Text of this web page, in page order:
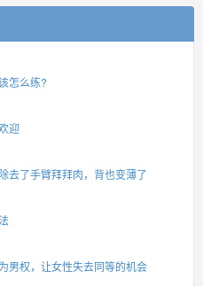
怎么练?
迎
去了手臂拜拜肉，背也变薄了
男权，让女性失去同等的机会